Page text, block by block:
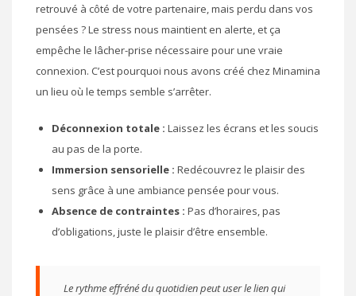
retrouvé à côté de votre partenaire, mais perdu dans vos
pensées ? Le stress nous maintient en alerte, et ça
empêche le lâcher-prise nécessaire pour une vraie
connexion. C’est pourquoi nous avons créé chez Minamina
un lieu où le temps semble s’arrêter.
Déconnexion totale : Laissez les écrans et les soucis
au pas de la porte.
Immersion sensorielle : Redécouvrez le plaisir des
sens grâce à une ambiance pensée pour vous.
Absence de contraintes : Pas d’horaires, pas
d’obligations, juste le plaisir d’être ensemble.
Le rythme effréné du quotidien peut user le lien qui